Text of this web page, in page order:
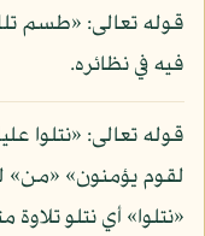
قوله تعالى: «طسم
فيه في نظائره.
قوله تعالى: «نتلوا
لقوم يؤمنون» «من»
«نتلوا» أي نتلو